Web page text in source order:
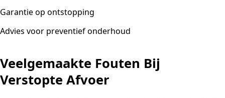
Garantie op ontstopping
Advies voor preventief onderhoud
Veelgemaakte Fouten Bij
Verstopte Afvoer